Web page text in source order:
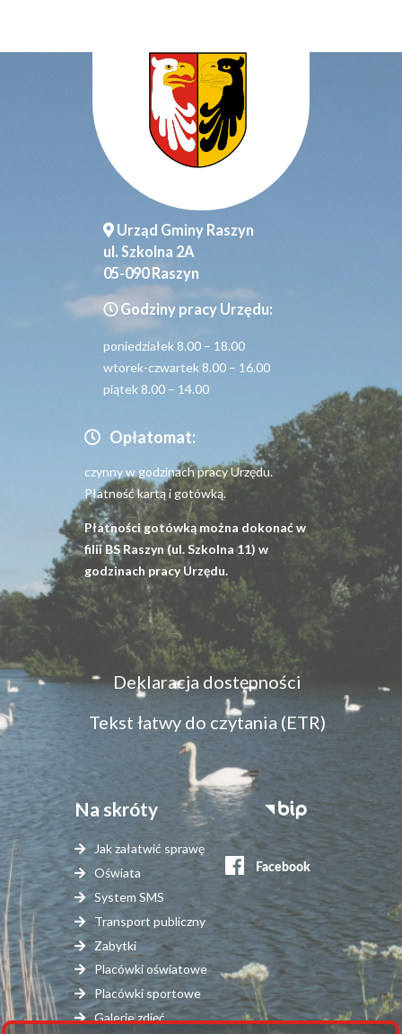
Urząd Gminy Raszyn
ul. Szkolna 2A
05-090 Raszyn
Godziny pracy Urzędu:
poniedziałek 8.00 – 18.00
wtorek-czwartek 8.00 – 16.00
piątek 8.00 – 14.00
Opłatomat:
czynny w godzinach pracy Urzędu.
Płatność kartą i gotówką.
Płatności gotówką można dokonać w
filii BS Raszyn (ul. Szkolna 11) w
godzinach pracy Urzędu.
Menu
dostępność
Deklaracja dostępności
Tekst łatwy do czytania (ETR)
Na skróty
Jak załatwić sprawę
Oświata
System SMS
Transport publiczny
Zabytki
Placówki oświatowe
Placówki sportowe
Galerie zdjęć
Stopka
serwisy
zewnętrzne